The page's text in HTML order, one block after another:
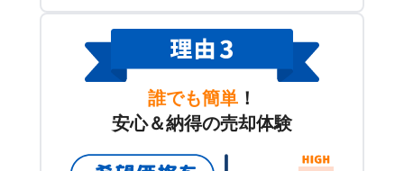
誰でも簡単 ！
安心＆納得の売却体験